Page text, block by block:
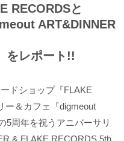
RECORDSと
ART&DINNER
をレポート!!
ドショップ『FLAKE
ー＆カフェ『digmeout
5周年を祝うアニバーサリ
& FLAKE RECORDS 5th